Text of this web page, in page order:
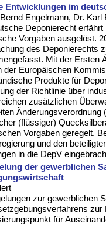
Entwicklungen im
Engelmann, Dr. Karl
Deponierecht
Vorgaben ausgelöst.
des Deponierechts
Mit der Ersten
der Europäischen
Produkte für
der Richtlinie über
zusätzlichen
Änderungsverordnung
(flüssiger)
Vorgaben geregelt.
und den
in die DepV
der gewerblichen
zur gewerblichen
für